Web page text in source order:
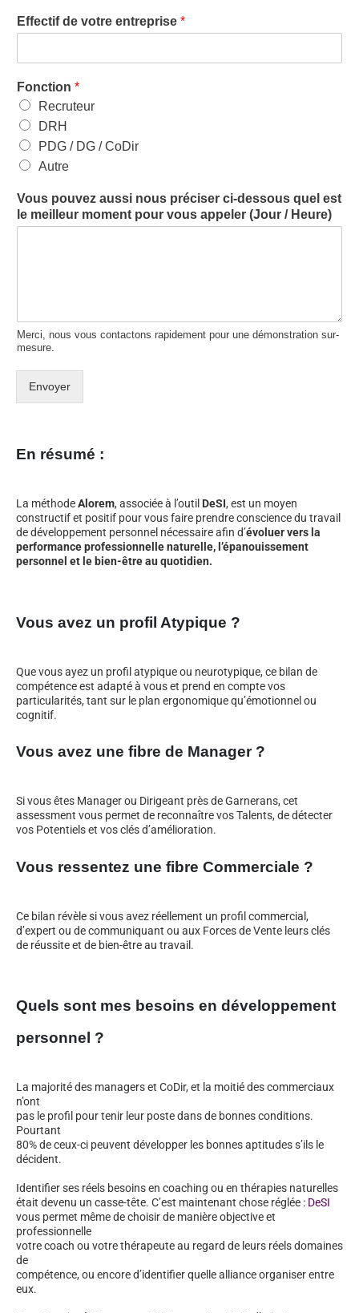
Effectif de votre entreprise *
Fonction *
Recruteur
DRH
PDG / DG / CoDir
Autre
Vous pouvez aussi nous préciser ci-dessous quel est
le meilleur moment pour vous appeler (Jour / Heure)
Merci, nous vous contactons rapidement pour une démonstration sur-
mesure.
Envoyer
En résumé :
La méthodeAlorem, associée à l’outil DeSI, est un moyen
constructif et positif pour vous faire prendre conscience du travail
de développement personnel nécessaire afin d’évoluer vers la
performance professionnelle naturelle, l’épanouissement
personnel et le bien-être au quotidien.
Vous avez un profil Atypique ?
Que vous ayez un profil atypique ou neurotypique, ce bilan de
compétence est adapté à vous et prend en compte vos
particularités, tant sur le plan ergonomique qu’émotionnel ou
cognitif.
Vous avez une fibre de Manager ?
Si vous êtes Manager ou Dirigeant près de Garnerans, cet
assessment vous permet de reconnaître vos Talents, de détecter
vos Potentiels et vos clés d’amélioration.
Vous ressentez une fibre Commerciale ?
Ce bilan révèle si vous avez réellement un profil commercial,
d’expert ou de communiquant ou aux Forces de Vente leurs clés
de réussite et de bien-être au travail.
Quels sont mes besoins en développement
personnel ?
La majorité des managers et CoDir, et la moitié des commerciaux
n’ont
pas le profil pour tenir leur poste dans de bonnes conditions.
Pourtant
80% de ceux-ci peuvent développer les bonnes aptitudes s’ils le
décident.
Identifier ses réels besoins en coaching ou en thérapies naturelles
était devenu un casse-tête. C’est maintenant chose réglée : DeSI
vous permet même de choisir de manière objective et
professionnelle
votre coach ou votre thérapeute au regard de leurs réels domaines
de
compétence, ou encore d’identifier quelle alliance organiser entre
eux.